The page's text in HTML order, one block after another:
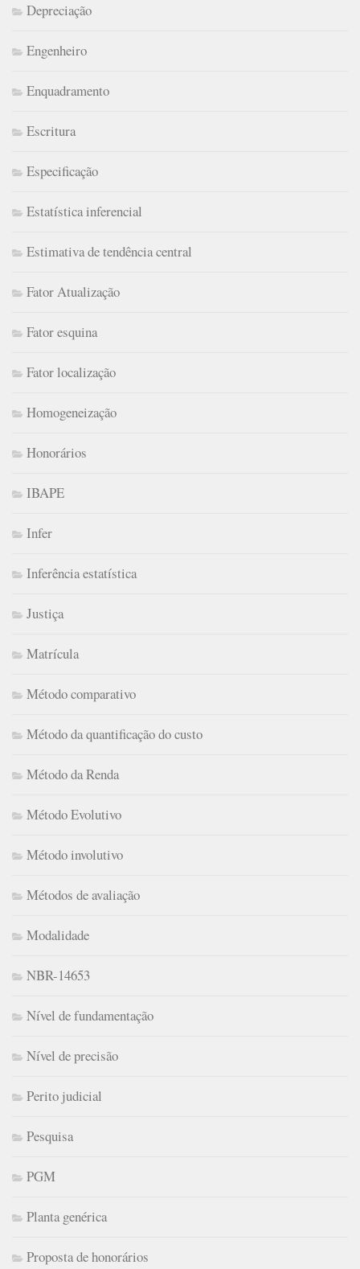
Depreciação
Engenheiro
Enquadramento
Escritura
Especificação
Estatística inferencial
Estimativa de tendência central
Fator Atualização
Fator esquina
Fator localização
Homogeneização
Honorários
IBAPE
Infer
Inferência estatística
Justiça
Matrícula
Método comparativo
Método da quantificação do custo
Método da Renda
Método Evolutivo
Método involutivo
Métodos de avaliação
Modalidade
NBR-14653
Nível de fundamentação
Nível de precisão
Perito judicial
Pesquisa
PGM
Planta genérica
Proposta de honorários